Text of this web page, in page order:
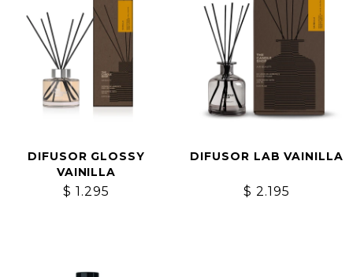
DIFUSOR GLOSSY
VAINILLA
$ 1.295
DIFUSOR LAB VAINILLA
$ 2.195